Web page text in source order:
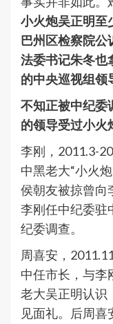
小火炮吴正明至
巴州区检察院公
法委书记朱冬也
的中央巡视组领
不知正被中纪委
的领导受过小火
李刚，2011.3-
中黑老大“小火
侯朝友被掠曾向
李刚任中纪委驻
纪委调查。
周喜安，
中任市长，与李
老大吴正明认识
见面礼。后周